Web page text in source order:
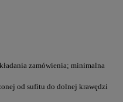
zamówienia; minimalna
od sufitu do dolnej krawędzi